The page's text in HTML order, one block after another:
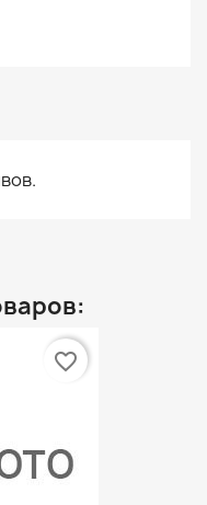
favorite_border